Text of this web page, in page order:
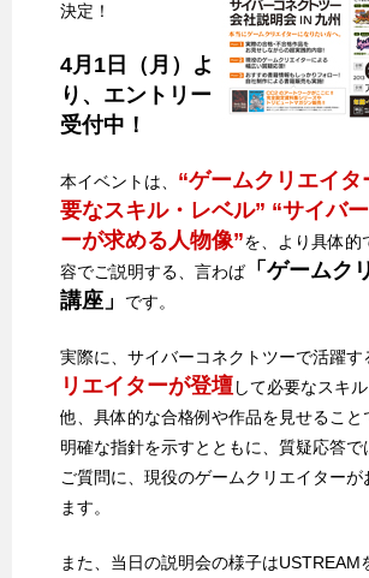
決定！
4月1日（月）よ
り、エントリー
受付中！
本イベントは、 “ゲームクリエイタ
要なスキル・レベル” “サイバ
ーが求める人物像”を、より具体的
容でご説明する、言わば「ゲームク
講座」
です。
実際に、サイバーコネクトツーで活躍す
リエイターが登壇して必要なスキ
他、具体的な合格例や作品を見せること
明確な指針を示すとともに、質疑応答で
ご質問に、現役のゲームクリエイターが
ます。
また、当日の説明会の様子はUSTREAM